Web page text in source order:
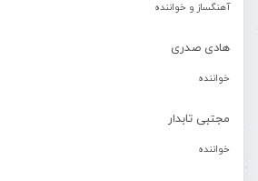
آهنگساز و خواننده
هادی صدری
خواننده
مجتبی تابدار
خواننده